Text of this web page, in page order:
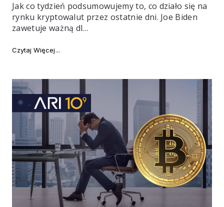
Jak co tydzień podsumowujemy to, co działo się na
rynku kryptowalut przez ostatnie dni. Joe Biden
zawetuje ważną dl…
Czytaj Więcej